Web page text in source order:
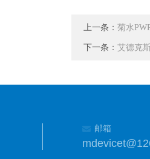
上一条： 菊水
下一条： 艾德克
邮箱